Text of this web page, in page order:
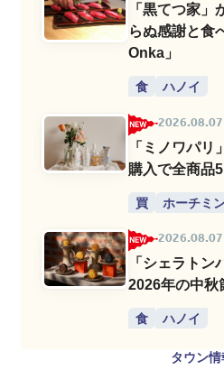
「黒てつ家
らぬ感謝と食
Onka」
食 ハノイ
2026.08.07
「ミノワパ
購入で全商品5
買 ホーチミ
2026.08.07
「シェラトン
2026年の中秋
食 ハノイ
タウン情